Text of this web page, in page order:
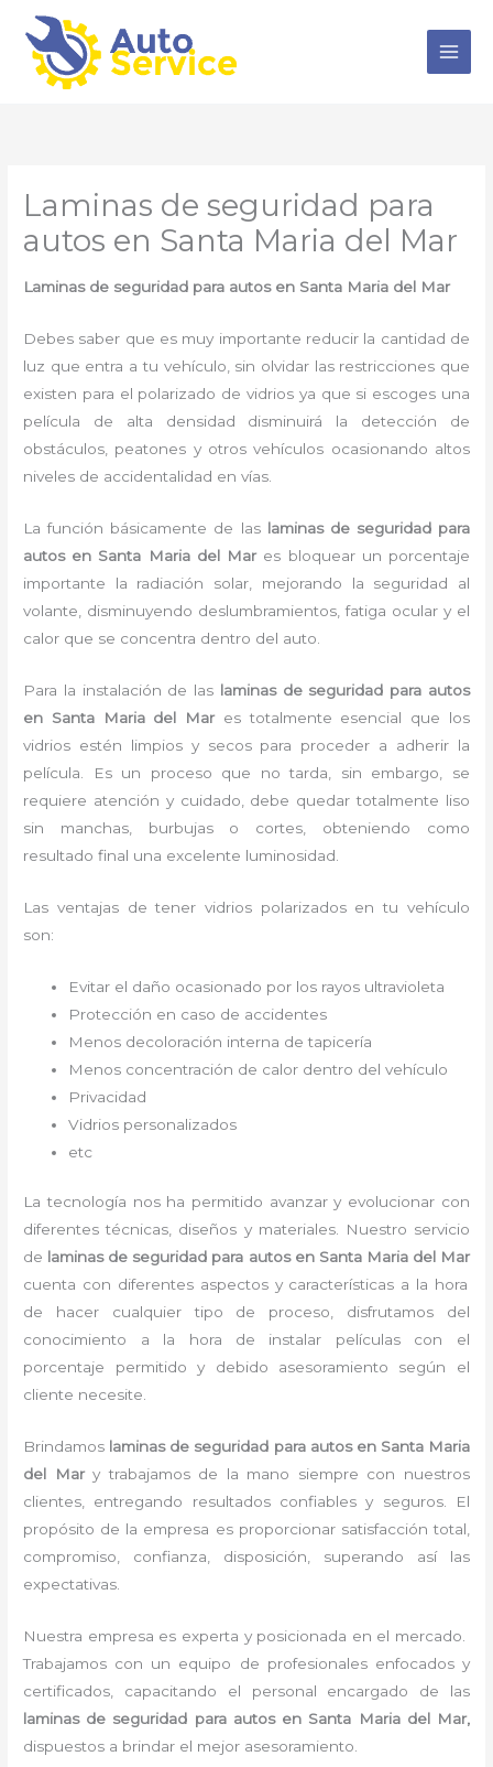
contenido
Laminas de seguridad para
autos en Santa Maria del Mar
Laminas de seguridad para autos en Santa Maria del Mar
Debes saber que es muy importante reducir la cantidad de
luz que entra a tu vehículo, sin olvidar las restricciones que
existen para el polarizado de vidrios ya que si escoges una
película de alta densidad disminuirá la detección de
obstáculos, peatones y otros vehículos ocasionando altos
niveles de accidentalidad en vías.
La función básicamente de las laminas de seguridad para
autos en Santa Maria del Mar es bloquear un porcentaje
importante la radiación solar, mejorando la seguridad al
volante, disminuyendo deslumbramientos, fatiga ocular y el
calor que se concentra dentro del auto.
Para la instalación de las laminas de seguridad para autos
en Santa Maria del Mar estotalmente esencial que los
vidrios estén limpios y secos para proceder a adherir la
película. Es un proceso que no tarda, sin embargo, se
requiere atención y cuidado, debe quedar totalmente liso
sin manchas, burbujas o cortes, obteniendo como
resultado final una excelente luminosidad.
Las ventajas de tener vidrios polarizados en tu vehículo
son:
Evitar el daño ocasionado por los rayos ultravioleta
Protección en caso de accidentes
Menos decoloración interna de tapicería
Menos concentración de calor dentro del vehículo
Privacidad
Vidrios personalizados
etc
La tecnología nos ha permitido avanzar y evolucionar con
diferentes técnicas, diseños y materiales. Nuestro servicio
de laminas de seguridad para autos en Santa Maria del Mar
cuenta con diferentes aspectos y características a la hora
de hacer cualquier tipo de proceso, disfrutamos del
conocimiento a la hora de instalar películas con el
porcentaje permitido y debido asesoramiento según el
cliente necesite.
Brindamos laminas de seguridad para autos en Santa Maria
del Mary trabajamos de la mano siempre con nuestros
clientes, entregando resultados confiables y seguros. El
propósito de la empresa es proporcionar satisfacción total,
compromiso, confianza, disposición, superando así las
expectativas.
Nuestra empresa es experta y posicionada en el mercado.
Trabajamos con un equipo de profesionales enfocados y
certificados, capacitando el personal encargado de las
laminas de seguridad para autos en Santa Maria del Mar,
dispuestos a brindar el mejor asesoramiento.